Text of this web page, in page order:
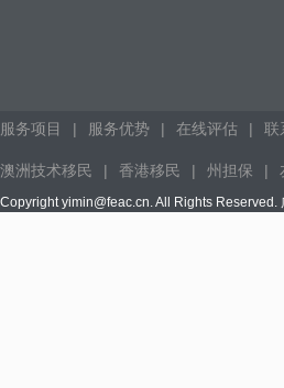
服务项目 | 服务优势 | 在线评估 | 联
澳洲技术移民 | 香港移民 | 州担保 |
Copyright yimin@feac.cn. All Rights Reserved.